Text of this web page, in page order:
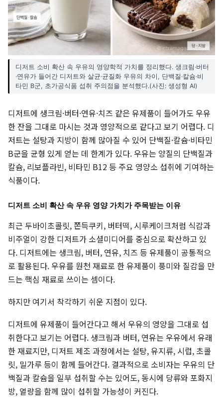
디저트 소비 확산 속 우유의 영양학적 가치를 정리했다. 생크림·버터
·연유가 들어간 디저트와 살균·균질화 우유의 차이, 단백질·칼슘·비
타민 B군, 초가공식품 섭취 주의점을 분석했다.(사진: 생성형 AI)
디저트에 생크림·버터·연유·치즈 같은 유제품이 들어가도 우유
한 잔을 그대로 마시는 것과 영양적으로 같다고 보기 어렵다. 디
저트는 설탕과 지방이 함께 많아질 수 있어 단백질·칼슘·비타민
B군을 균형 있게 얻는 데 한계가 있다. 우유는 양질의 단백질과
칼슘, 리보플라빈, 비타민 B12 등 주요 영양소 섭취에 기여하는
식품이다.
디저트 소비 확산 속 우유 영양 가치가 주목받는 이유
최근 두바이초콜릿, 쫀득쿠키, 버터떡, 시루케이크처럼 식감과
비주얼이 강한 디저트가 소셜미디어를 중심으로 확산하고 있
다. 디저트에는 생크림, 버터, 연유, 치즈 등 유제품이 공통적으
로 활용된다. 우유를 원천 재료로 한 유제품이 풍미와 질감을 만
드는 핵심 재료로 쓰이는 셈이다.
하지만 여기서 착각하기 쉬운 지점이 있다.
디저트에 유제품이 들어간다고 해서 우유의 영양을 그대로 섭
취한다고 보기는 어렵다. 생크림과 버터, 연유는 우유에서 유래
한 재료지만, 디저트 제조 과정에서는 설탕, 유지류, 시럽, 초콜
릿, 밀가루 등이 함께 들어간다. 결과적으로 소비자는 우유의 단
백질과 칼슘을 일부 섭취할 수는 있어도, 동시에 당류와 포화지
방, 열량을 함께 많이 섭취할 가능성이 커진다.